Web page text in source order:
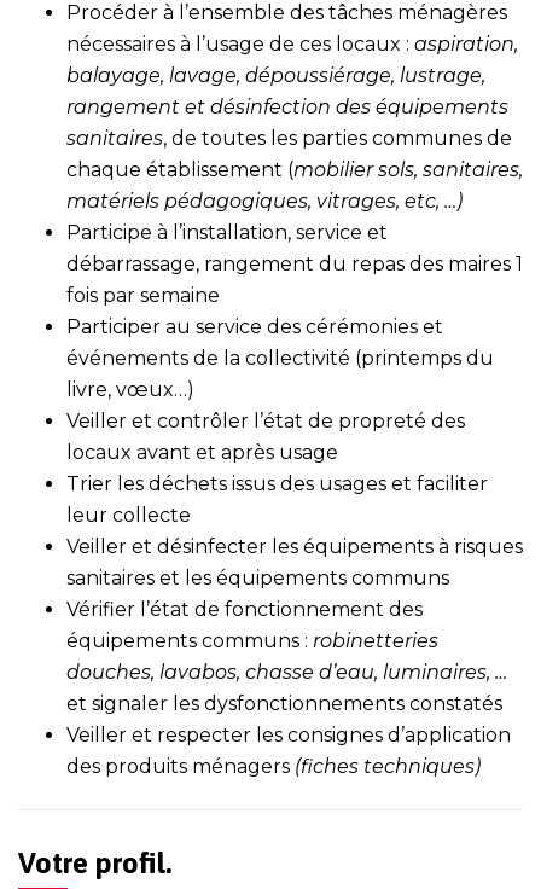
Procéder à l’ensemble des tâches ménagères
nécessaires à l’usage de ces locaux : aspiration,
balayage, lavage, dépoussiérage, lustrage,
rangement et désinfection des équipements
sanitaires, de toutes les parties communes de
chaque établissement (mobilier sols, sanitaires,
matériels pédagogiques, vitrages, etc, …)
Participe à l’installation, service et
débarrassage, rangement du repas des maires 1
fois par semaine
Participer au service des cérémonies et
événements de la collectivité (printemps du
livre, vœux…)
Veiller et contrôler l’état de propreté des
locaux avant et après usage
Trier les déchets issus des usages et faciliter
leur collecte
Veiller et désinfecter les équipements à risques
sanitaires et les équipements communs
Vérifier l’état de fonctionnement des
équipements communs : robinetteries
douches, lavabos, chasse d’eau, luminaires, …
et signaler les dysfonctionnements constatés
Veiller et respecter les consignes d’application
des produits ménagers (fiches techniques)
Votre profil.